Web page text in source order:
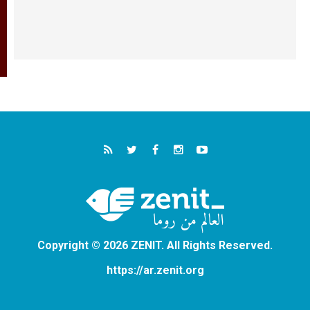
Copyright © 2026 ZENIT. All Rights Reserved.
https://ar.zenit.org